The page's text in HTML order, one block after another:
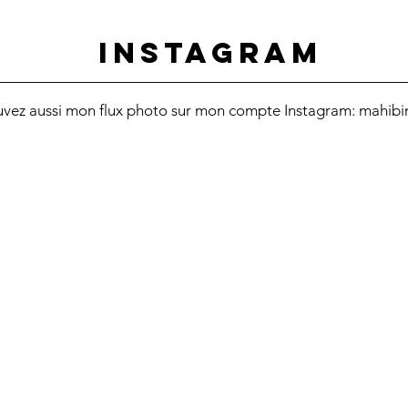
INSTAGRAM
aussi mon flux photo sur mon compte Instagram: